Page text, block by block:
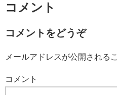
コメント
コメントをどうぞ
メールアドレスが公開される
コメント